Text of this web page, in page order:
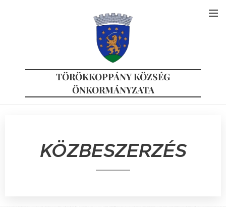
TÖRÖKKOPPÁNY KÖZSÉG
ÖNKORMÁNYZATA
KÖZBESZERZÉS